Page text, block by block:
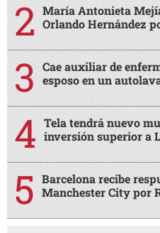
María Antonieta
Orlando Hernández
Cae auxiliar de
esposo en un
Tela tendrá nuevo
inversión superior a
Barcelona recibe
Manchester City por